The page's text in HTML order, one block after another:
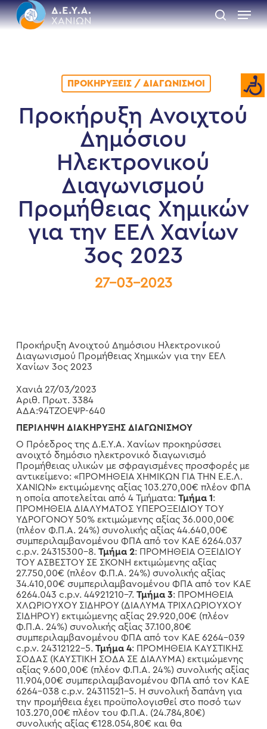
Skip
to
main
search
Menu
ΠΡΟΚΗΡΎΞΕΙΣ / ΔΙΑΓΩΝΙΣΜΟΊ
Προκήρυξη Ανοιχτού
Δημόσιου
Ηλεκτρονικού
Διαγωνισμού
Προμήθειας Χημικών
για την ΕΕΛ Χανίων
3ος 2023
27-03-2023
Προκήρυξη Ανοιχτού Δημόσιου Ηλεκτρονικού
Διαγωνισμού Προμήθειας Χημικών για την ΕΕΛ
Χανίων 3ος 2023
Χανιά 27/03/2023
Αριθ. Πρωτ. 3384
ΑΔΑ:94ΤΖΟΕΨΡ-640
ΠΕΡΙΛΗΨΗ ΔΙΑΚΗΡΥΞΗΣ ΔΙΑΓΩΝΙΣΜΟΥ
Ο Πρόεδρος της Δ.Ε.Υ.Α. Χανίων προκηρύσσει
ανοιχτό δημόσιο ηλεκτρονικό διαγωνισμό
Προμήθειας υλικών με σφραγισμένες προσφορές με
αντικείμενο: «ΠΡΟΜΗΘΕΙΑ ΧΗΜΙΚΩΝ ΓΙΑ ΤΗΝ Ε.Ε.Λ.
ΧΑΝΙΩΝ» εκτιμώμενης αξίας 103.270,00€ πλέον ΦΠΑ
η οποία αποτελείται από 4 Τμήματα: Τμήμα 1:
ΠΡΟΜΗΘΕΙΑ ΔΙΑΛΥΜΑΤΟΣ ΥΠΕΡΟΞΕΙΔΙΟΥ ΤΟΥ
ΥΔΡΟΓΟΝΟΥ 50% εκτιμώμενης αξίας 36.000,00€
(πλέον Φ.Π.Α. 24%) συνολικής αξίας 44.640,00€
συμπεριλαμβανομένου ΦΠΑ από τον ΚΑΕ 6264.037
c.p.v. 24315300-8. Τμήμα 2: ΠΡΟΜΗΘΕΙΑ ΟΞΕΙΔΙΟΥ
ΤΟΥ ΑΣΒΕΣΤΟΥ ΣΕ ΣΚΟΝΗ εκτιμώμενης αξίας
27.750,00€ (πλέον Φ.Π.Α. 24%) συνολικής αξίας
34.410,00€ συμπεριλαμβανομένου ΦΠΑ από τον ΚΑΕ
6264.043 c.p.v. 44921210-7. Τμήμα 3: ΠΡΟΜΗΘΕΙΑ
ΧΛΩΡΙΟΥΧΟΥ ΣΙΔΗΡΟΥ (ΔΙΑΛΥΜΑ ΤΡΙΧΛΩΡΙΟΥΧΟΥ
ΣΙΔΗΡΟΥ) εκτιμώμενης αξίας 29.920,00€ (πλέον
Φ.Π.Α. 24%) συνολικής αξίας 37.100,80€
συμπεριλαμβανομένου ΦΠΑ από τον ΚΑΕ 6264-039
c.p.v. 24312122-5. Τμήμα 4: ΠΡΟΜΗΘΕΙΑ ΚΑΥΣΤΙΚΗΣ
ΣΟΔΑΣ (ΚΑΥΣΤΙΚΗ ΣΟΔΑ ΣΕ ΔΙΑΛΥΜΑ) εκτιμώμενης
αξίας 9.600,00€ (πλέον Φ.Π.Α. 24%) συνολικής αξίας
11.904,00€ συμπεριλαμβανομένου ΦΠΑ από τον ΚΑΕ
6264-038 c.p.v. 24311521-5. Η συνολική δαπάνη για
την προμήθεια έχει προϋπολογισθεί στο ποσό των
103.270,00€ πλέον του Φ.Π.Α. (24.784,80€)
συνολικής αξίας €128.054,80€ και θα